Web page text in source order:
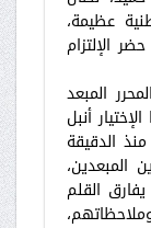
عظيمة،
الإلتزام
المبعد
أنبل
الدقيقة
المبعدين،
القلم